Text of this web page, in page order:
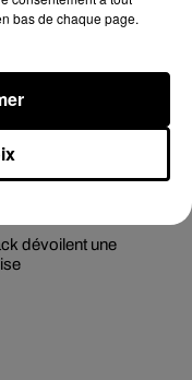
le single le plus
dévoilent une
bas de chaque page.